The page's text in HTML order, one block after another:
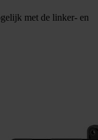
met de linker- en